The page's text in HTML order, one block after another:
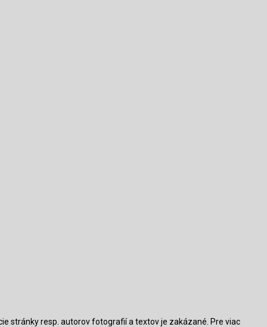
stránky resp. autorov fotografií a textov je zakázané. Pre viac